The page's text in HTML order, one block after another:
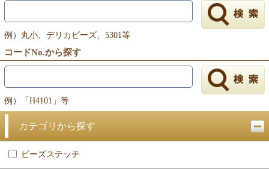
戻る
例）丸小、デリカビーズ、5301等
コードNo.から探す
例）「H4101」等
カテゴリから探す
ビーズステッチ